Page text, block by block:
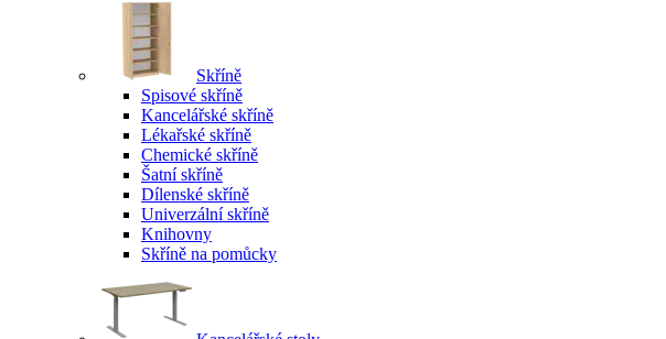
Skříně
Spisové skříně
Kancelářské skříně
Lékařské skříně
Chemické skříně
Šatní skříně
Dílenské skříně
Univerzální skříně
Knihovny
Skříně na pomůcky